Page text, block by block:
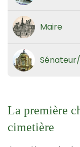
Maire
La première
cimetière